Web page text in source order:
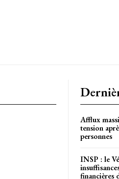
Afflux
tension
personnes
INSP : le
financières